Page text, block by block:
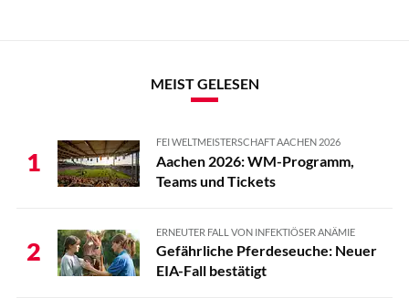
MEIST GELESEN
1
FEI WELTMEISTERSCHAFT AACHEN 2026
Aachen 2026: WM-Programm,
Teams und Tickets
2
ERNEUTER FALL VON INFEKTIÖSER ANÄMIE
Gefährliche Pferdeseuche: Neuer
EIA-Fall bestätigt